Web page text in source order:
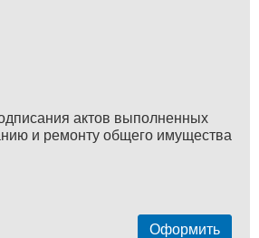
актов выполненных
и ремонту общего имущества
Оформить